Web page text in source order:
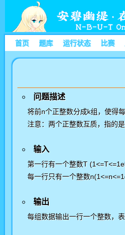
首页 题库 运行状态 比赛
问题描述
将前n个正整数分成k组，使得
注意：两个正整数互质，指的
输入
第一行有一个整数T
每一行只有一个整数
输出
每组数据输出一行一个整数，